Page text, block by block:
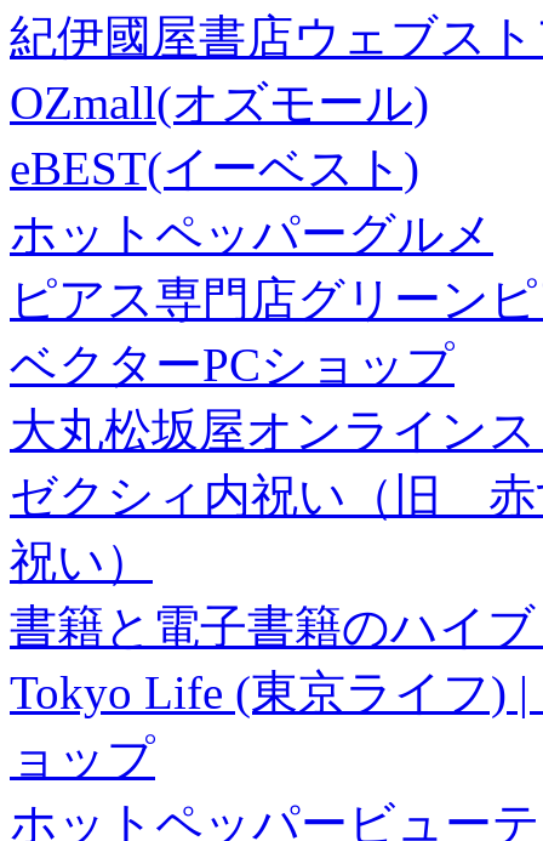
紀伊國屋書店ウェブス
OZmall(オズモール)
eBEST(イーベスト)
ホットペッパーグルメ
ピアス専門店グリーン
ベクターPCショップ
大丸松坂屋オンライン
ゼクシィ内祝い（旧 赤
祝い）
書籍と電子書籍のハイ
Tokyo Life (東京ライフ)
ョップ
ホットペッパービュー